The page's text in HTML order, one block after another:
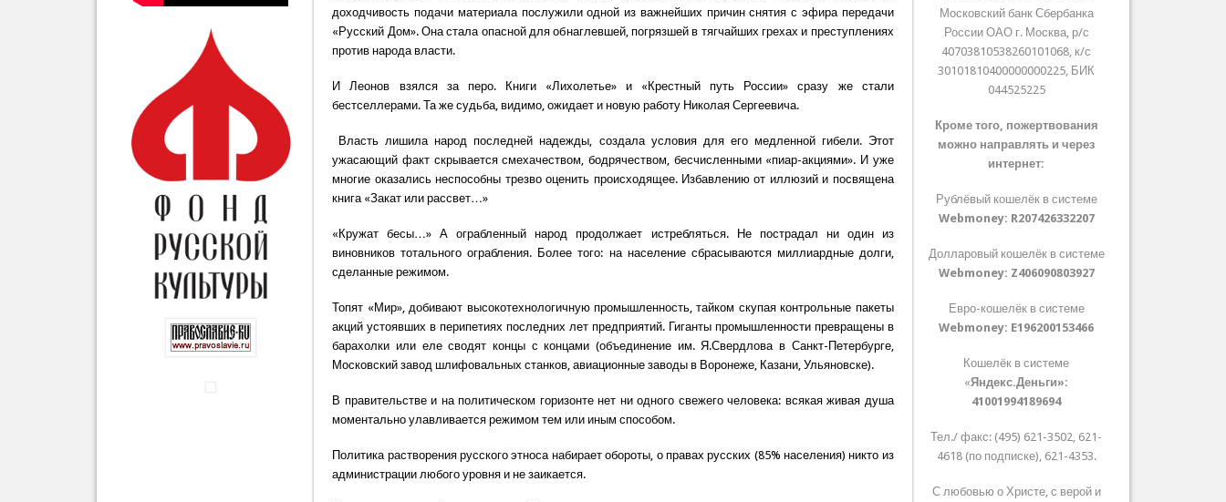
доходчивость подачи материала послужили одной из важнейших причин снятия с эфира передачи
«Русский Дом». Она стала опасной для обнаглевшей, погрязшей в тягчайших грехах и преступлениях
против народа власти.
И Леонов взялся за перо. Книги «Лихолетье» и «Крестный путь России» сразу же стали
бестселлерами. Та же судьба, видимо, ожидает и новую работу Николая Сергеевича.
Власть лишила народ последней надежды, создала условия для его медленной гибели. Этот
ужасающий факт скрывается смехачеством, бодрячеством, бесчисленными «пиар-акциями». И уже
многие оказались неспособны трезво оценить происходящее. Избавлению от иллюзий и посвящена
книга «Закат или рассвет…»
«Кружат бесы…» А ограбленный народ продолжает истребляться. Не пострадал ни один из
виновников тотального ограбления. Более того: на население сбрасываются миллиардные долги,
сделанные режимом.
Топят «Мир», добивают высокотехнологичную промышленность, тайком скупая контрольные пакеты
акций устоявших в перипетиях последних лет предприятий. Гиганты промышленности превращены в
барахолки или еле сводят концы с концами (объединение им. Я.Свердлова в Санкт-Петербурге,
Московский завод шлифовальных станков, авиационные заводы в Воронеже, Казани, Ульяновске).
В правительстве и на политическом горизонте нет ни одного свежего человека: всякая живая душа
моментально улавливается режимом тем или иным способом.
Политика растворения русского этноса набирает обороты, о правах русских (85% населения) никто из
администрации любого уровня и не заикается.
Московский банк Сбербанка
России ОАО г. Москва, р/с
40703810538260101068, к/с
30101810400000000225, БИК
044525225
Кроме того, пожертвования
можно направлять и через
интернет:
Рублёвый кошелёк в системе
Webmoney: R207426332207
Долларовый кошелёк в системе
Webmoney: Z406090803927
Евро-кошелёк в системе
Webmoney: E196200153466
Кошелёк в системе
«Яндекс.Деньги»:
41001994189694
Тел./ факс: (495) 621-3502, 621-
4618 (по подписке), 621-4353.
С любовью о Христе, с верой и